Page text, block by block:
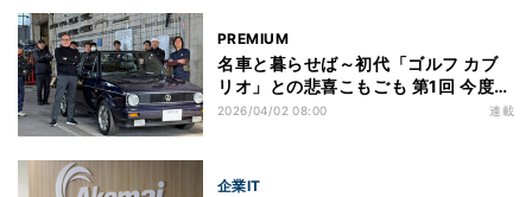
PREMIUM
名車と暮らせば～初代「ゴルフ カブ
リオ」との悲喜こもごも 第1回 今度の
愛車は初代ゴルフのオープンカー!
2026/04/02 08:00 連載
企業IT